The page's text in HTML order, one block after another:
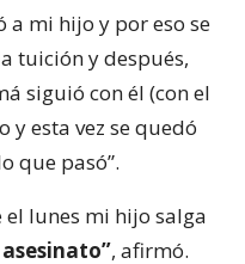
a mi hijo y por eso se
tuición y después,
siguió con él (con el
y esta vez se quedó
que pasó”.
el lunes mi hijo salga
, afirmó.